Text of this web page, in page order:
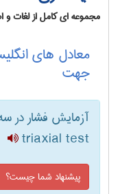
مجموعه ای کامل از لغات
معادل های
جهت
آزمایش فشار در
triaxial test
پیشنهاد شما چیست؟